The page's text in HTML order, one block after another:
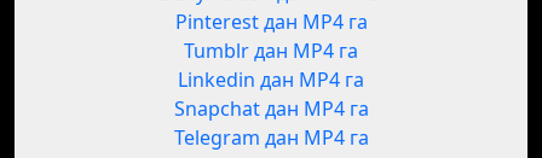
Pinterest дан MP4 га
Tumblr дан MP4 га
Linkedin дан MP4 га
Snapchat дан MP4 га
Telegram дан MP4 га